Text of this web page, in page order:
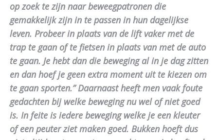
op zoek te zijn naar beweegpatronen die
gemakkelijk zijn in te passen in hun dagelijkse
leven. Probeer in plaats van de lift vaker met de
trap te gaan of te fietsen in plaats van met de auto
te gaan. Je hebt dan die beweging al in je dag zitten
en dan hoef je geen extra moment uit te kiezen om
te gaan sporten.” Daarnaast heeft men vaak foute
gedachten bij welke beweging nu wel of niet goed
is. In feite is iedere beweging welke je een kleuter
of een peuter ziet maken goed. Bukken hoeft dus